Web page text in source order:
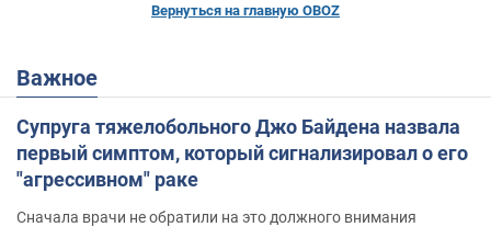
Вернуться на главную OBOZ
Важное
Супруга тяжелобольного Джо Байдена назвала
первый симптом, который сигнализировал о его
"агрессивном" раке
Сначала врачи не обратили на это должного внимания